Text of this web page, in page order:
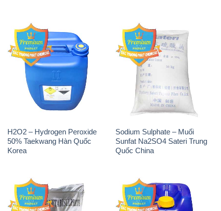
H2O2 – Hydrogen Peroxide
50% Taekwang Hàn Quốc
Korea
Sodium Sulphate – Muối
Sunfat Na2SO4 Sateri Trung
Quốc China